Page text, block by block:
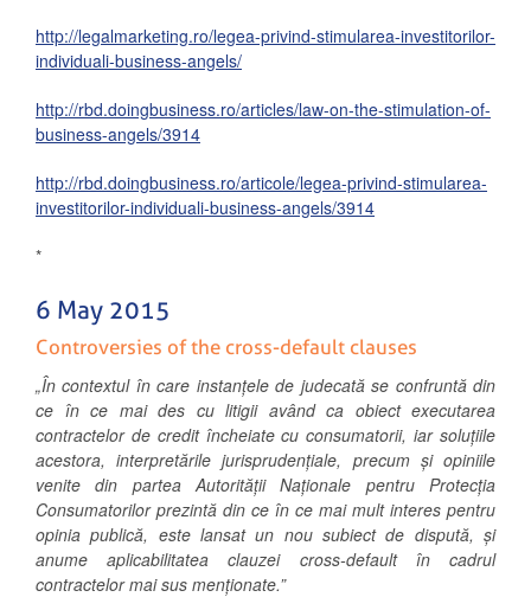
http://legalmarketing.ro/legea-privind-stimularea-investitorilor-
individuali-business-angels/
http://rbd.doingbusiness.ro/articles/law-on-the-stimulation-of-
business-angels/3914
http://rbd.doingbusiness.ro/articole/legea-privind-stimularea-
investitorilor-individuali-business-angels/3914
*
6 May 2015
Controversies of the cross-default clauses
„În contextul în care instanțele de judecată se confruntă din
ce în ce mai des cu litigii având ca obiect executarea
contractelor de credit încheiate cu consumatorii, iar soluțiile
acestora, interpretările jurisprudențiale, precum și opiniile
venite din partea Autorității Naționale pentru Protecția
Consumatorilor prezintă din ce în ce mai mult interes pentru
opinia publică, este lansat un nou subiect de dispută, și
anume aplicabilitatea clauzei cross-defaultîn cadrul
contractelor mai sus menționate.”